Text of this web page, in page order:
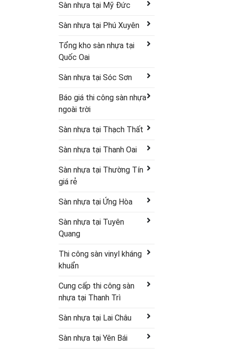
Sàn nhựa tại Mỹ Đức
Sàn nhựa tại Phú Xuyên
Tổng kho sàn nhựa tại
Quốc Oai
Sàn nhựa tại Sóc Sơn
Báo giá thi công sàn nhựa
ngoài trời
Sàn nhựa tại Thạch Thất
Sàn nhựa tại Thanh Oai
Sàn nhựa tại Thường Tín
giá rẻ
Sàn nhựa tại Ứng Hòa
Sàn nhựa tại Tuyên
Quang
Thi công sàn vinyl kháng
khuẩn
Cung cấp thi công sàn
nhựa tại Thanh Trì
Sàn nhựa tại Lai Châu
Sàn nhựa tại Yên Bái